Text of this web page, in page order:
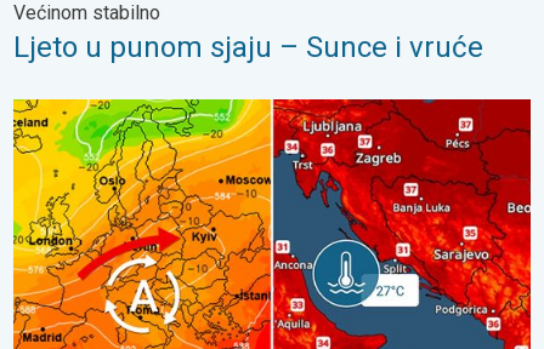
Većinom stabilno
Ljeto u punom sjaju – Sunce i vruće
Vrlo vrući ljetni dani se nižu. Temperatura mora 27°C. . .